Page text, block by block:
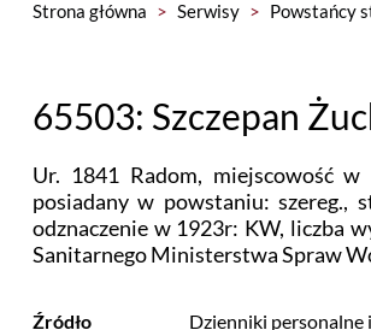
Strona główna > Serwisy > Powstańcy
65503: Szczepan
Ur. 1841 Radom, miejscowość
posiadany w powstaniu: szereg.,
odznaczenie w 1923r: KW, liczba
Sanitarnego Ministerstwa Spraw
Źródło
Dzienniki personalne